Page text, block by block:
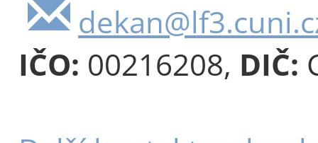
IČO: 00216208, DIČ: